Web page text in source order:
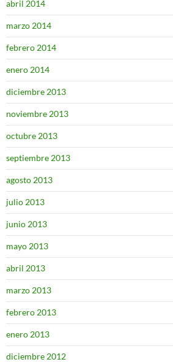
abril 2014
marzo 2014
febrero 2014
enero 2014
diciembre 2013
noviembre 2013
octubre 2013
septiembre 2013
agosto 2013
julio 2013
junio 2013
mayo 2013
abril 2013
marzo 2013
febrero 2013
enero 2013
diciembre 2012